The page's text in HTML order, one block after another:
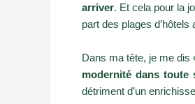
arriver. Et cela pour la
part des plages
Dans ma tête, je me dis
modernité dans toute
détriment d’un